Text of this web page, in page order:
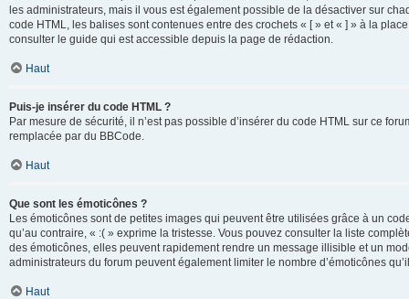
les administrateurs, mais il vous est également possible de la désactiver sur
code HTML, les balises sont contenues entre des crochets « [ » et « ] » à la
consulter le guide qui est accessible depuis la page de rédaction.
Haut
Puis-je insérer du code HTML ?
Par mesure de sécurité, il n’est pas possible d’insérer du code HTML sur ce
remplacée par du BBCode.
Haut
Que sont les émoticônes ?
Les émoticônes sont de petites images qui peuvent être utilisées grâce à un
qu’au contraire, « :( » exprime la tristesse. Vous pouvez consulter la liste
des émoticônes, elles peuvent rapidement rendre un message illisible et un
administrateurs du forum peuvent également limiter le nombre d’émoticônes
Haut